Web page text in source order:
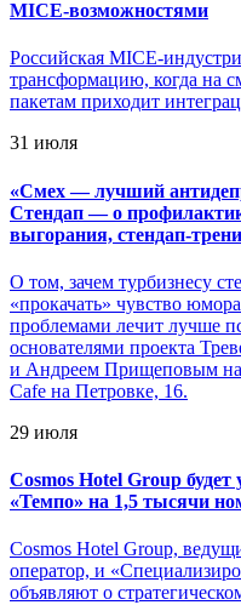
MICE-возможностями
Российская MICE-
трансформацию, когда на
пакетам приходит
31 июля
«Смех — лучший
Стендап — о
выгорания, стендап-
О том, зачем турбизнесу
«прокачать» чувство
проблемами лечит лучше
основателями проекта
и Андреем Прищеповым на
Cafe на Петровке, 16.
29 июля
Cosmos Hotel Group
«Темпо» на 1,5 тысячи
Cosmos Hotel Group,
оператор, и
объявляют о